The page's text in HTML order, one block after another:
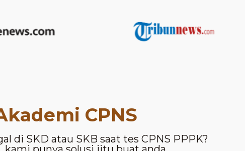
CPNS
di SKD atau SKB saat tes CPNS PPPK?